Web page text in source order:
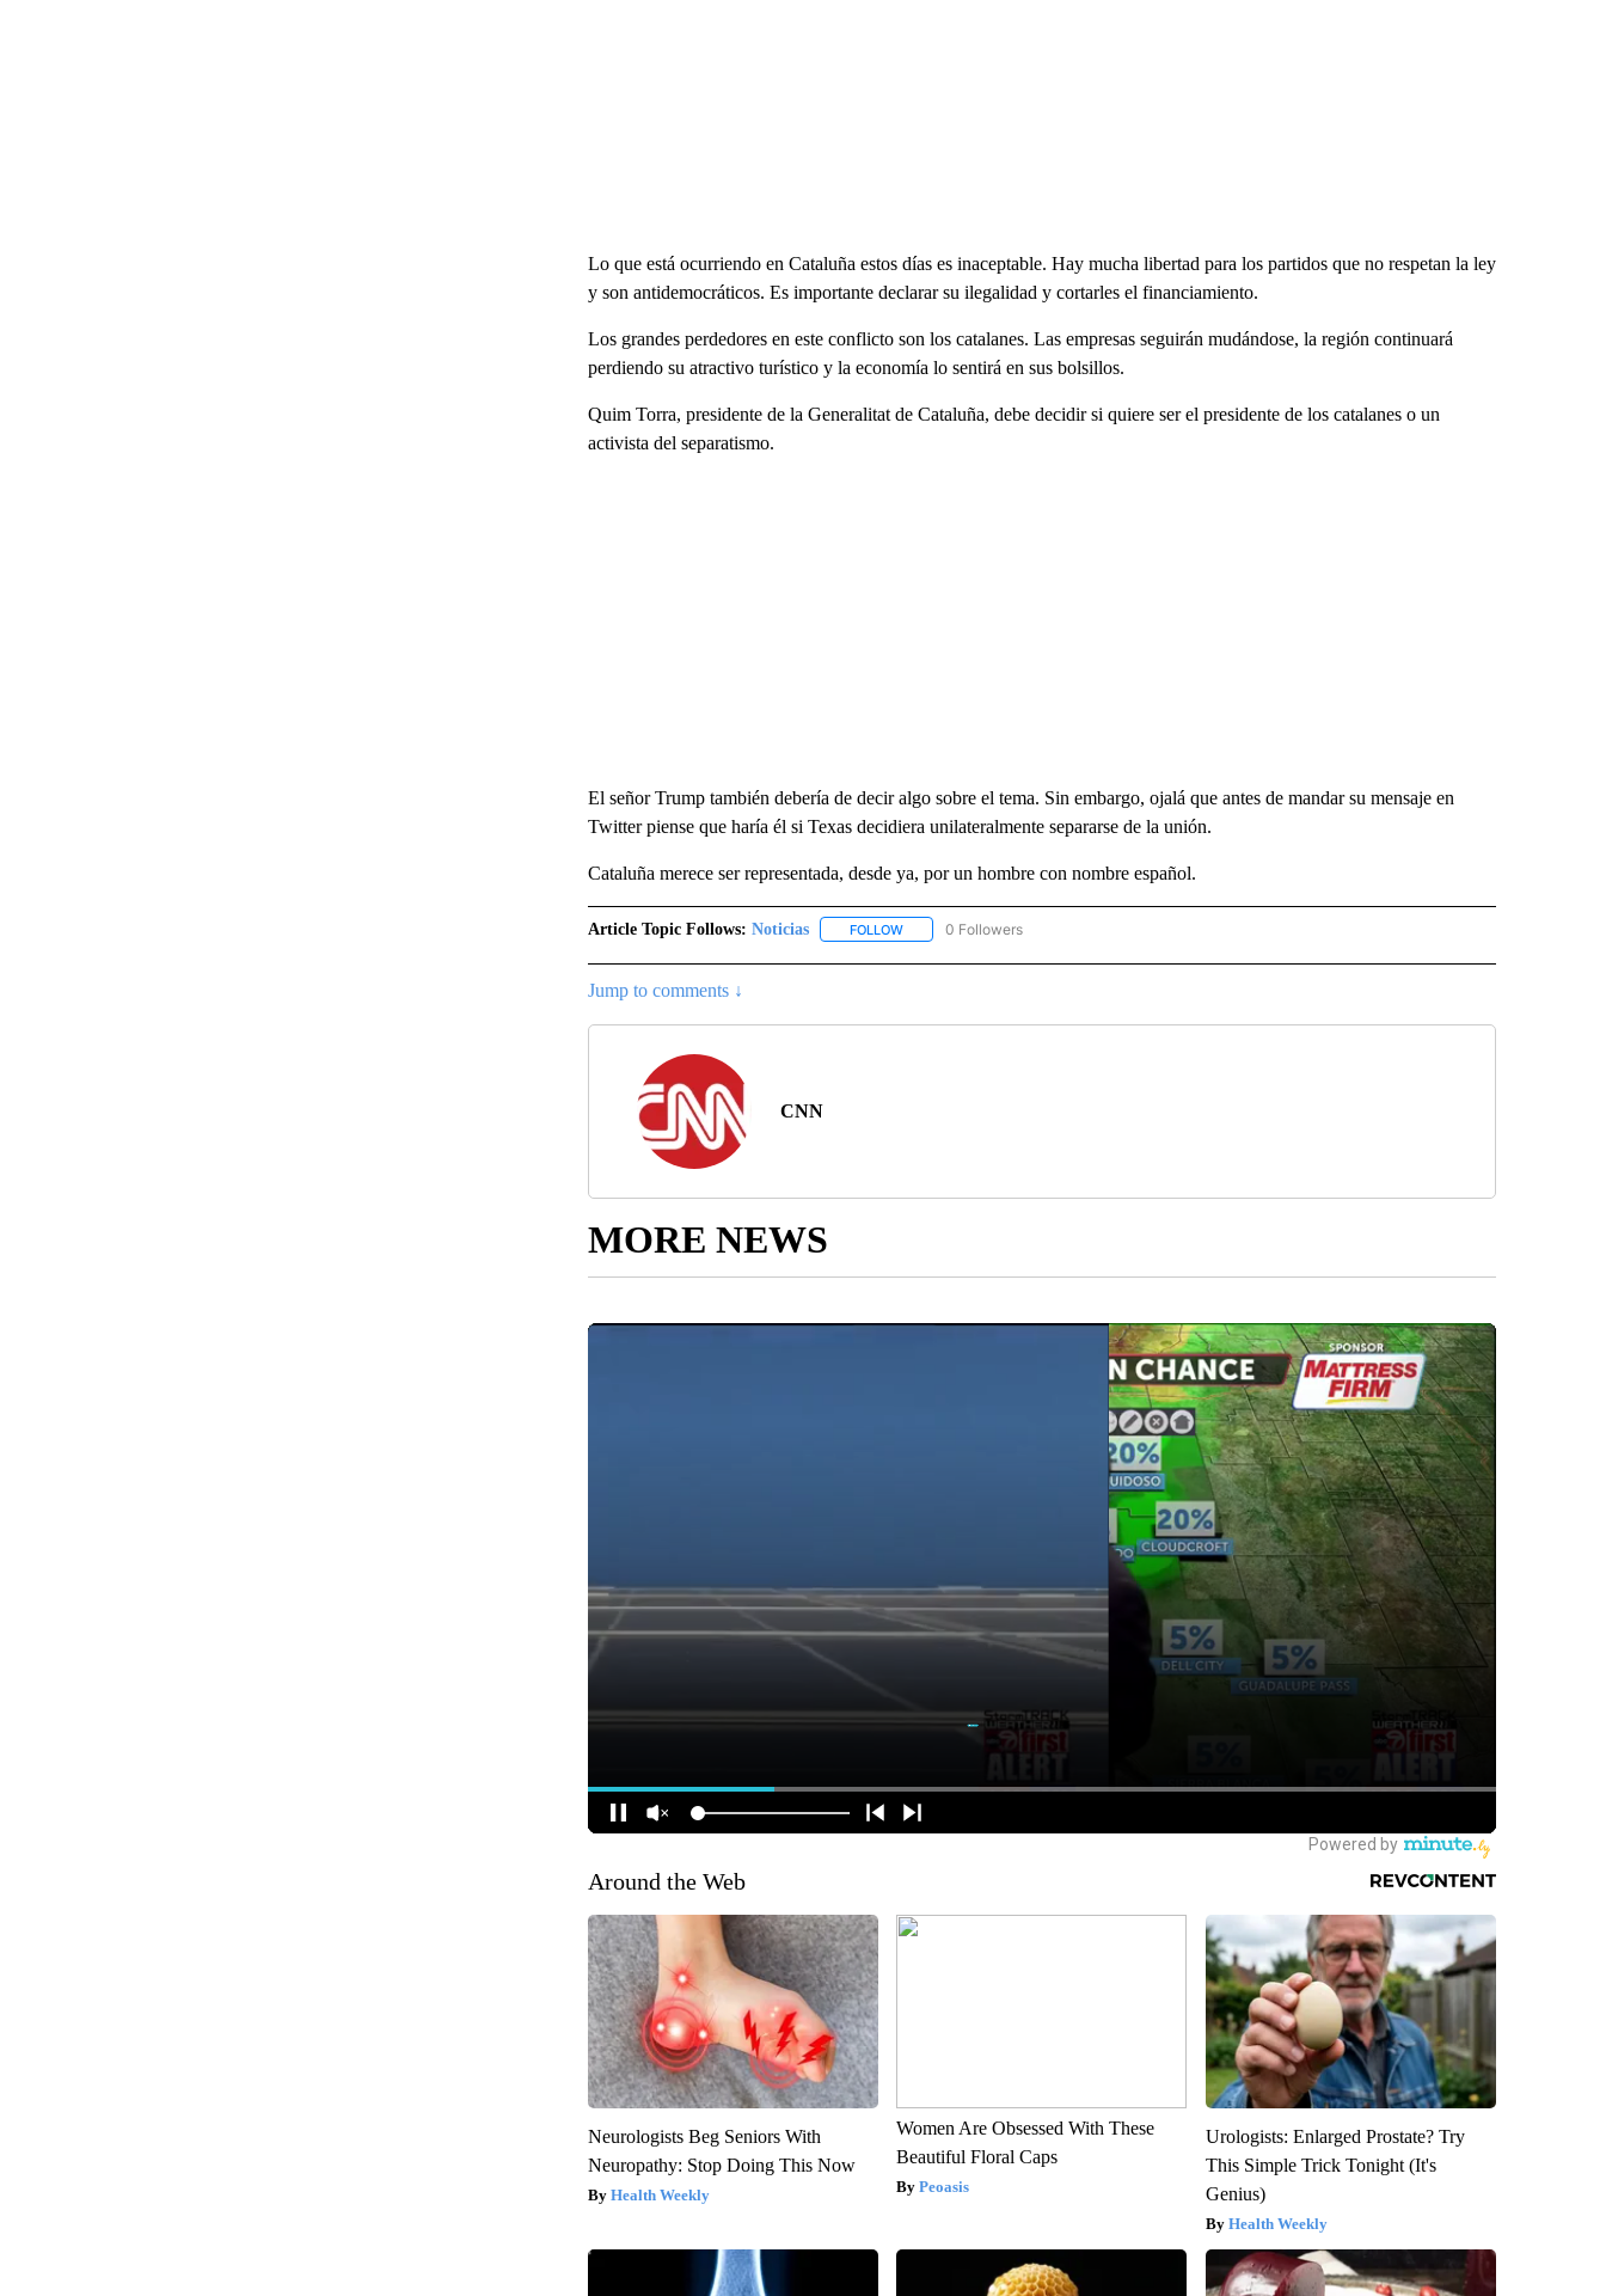
Lo que está ocurriendo en Cataluña estos días es inaceptable. Hay mucha libertad para los partidos que no respetan la ley
y son antidemocráticos. Es importante declarar su ilegalidad y cortarles el financiamiento.
Los grandes perdedores en este conflicto son los catalanes. Las empresas seguirán mudándose, la región continuará
perdiendo su atractivo turístico y la economía lo sentirá en sus bolsillos.
Quim Torra, presidente de la Generalitat de Cataluña, debe decidir si quiere ser el presidente de los catalanes o un
activista del separatismo.
El señor Trump también debería de decir algo sobre el tema. Sin embargo, ojalá que antes de mandar su mensaje en
Twitter piense que haría él si Texas decidiera unilateralmente separarse de la unión.
Cataluña merece ser representada, desde ya, por un hombre con nombre español.
Article Topic Follows: Noticias FOLLOWFOLLOW "NOTICIAS" TO RECEIVE NOTIFICATIONS ABOUT NEW PAGES ON "NOTICIAS".
0 Followers
Jump to comments ↓
CNN
MORE NEWS
Around the Web
Neurologists Beg Seniors With
Neuropathy: Stop Doing This Now
Health Weekly
Women Are Obsessed With These
Beautiful Floral Caps
Peoasis
Urologists: Enlarged Prostate? Try
This Simple Trick Tonight (It's
Genius)
Health Weekly